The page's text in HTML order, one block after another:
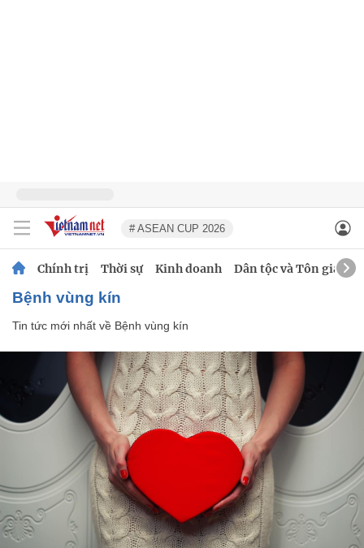
# ASEAN CUP 2026
Chính trị Thời sự Kinh doanh Dân tộc và Tôn giáo
Bệnh vùng kín
Tin tức mới nhất về Bệnh vùng kín